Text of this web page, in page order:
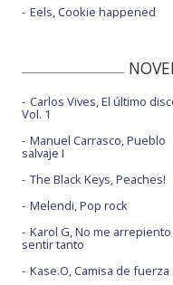
Por las veces
Quien quieras
Resistiré 2020
Sálvese quien pueda
Si no te vuelvo a ver
Te quiero y punto - con
Un beso redondo
Eels, Cookie happened
Carlos Vives, El último
Vol. 1
Manuel Carrasco, Pueblo
salvaje I
The Black Keys, Peaches!
Melendi, Pop rock
Karol G, No me
sentir tanto
Kase.O, Camisa de fuerza